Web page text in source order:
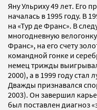
Яну Ульриху 49 лет. Его
началась в 1995 году. В
на «Тур де Франс». В
многодневную
Франс», на его счету
командной гонке и
немец трижды
2000), а в 1999 году стал
Дважды признавался
2003). Он завершил
был поставлен диагноз